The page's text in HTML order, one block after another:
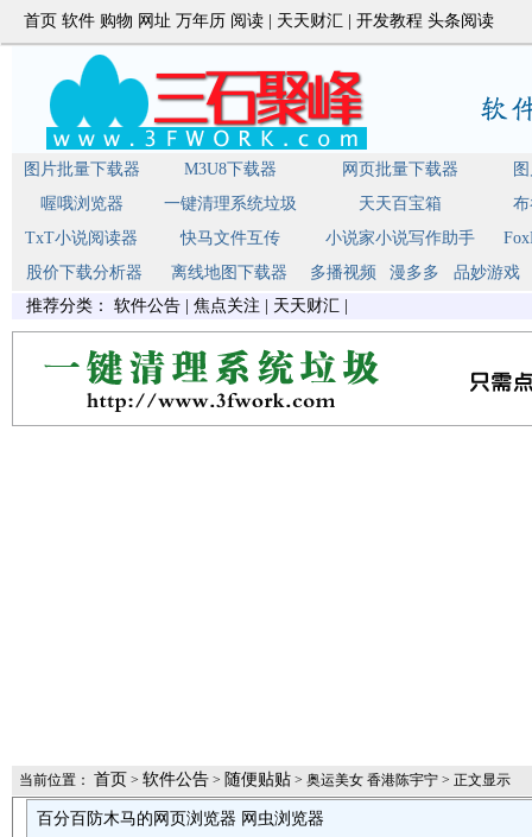
首页 软件 购物 网址 万年历 阅读 天天财汇 开发教程 头条阅读
图片批量下载器 M3U8下载器 网页批量下载器
喔哦浏览器
一键清理系统垃圾 天天百宝箱
TxT小说阅读器
快马文件互传 小说家小说写作助手
股价下载分析器
离线地图下载器 多播视频 漫多多
品妙游戏
推荐分类： 软件公告 焦点关注 天天财汇
当前位置： 首页 > 软件公告 > 随便贴贴 > 奥运美女 香港陈宇宁 > 正文显示
百分百防木马的网页浏览器 网虫浏览器